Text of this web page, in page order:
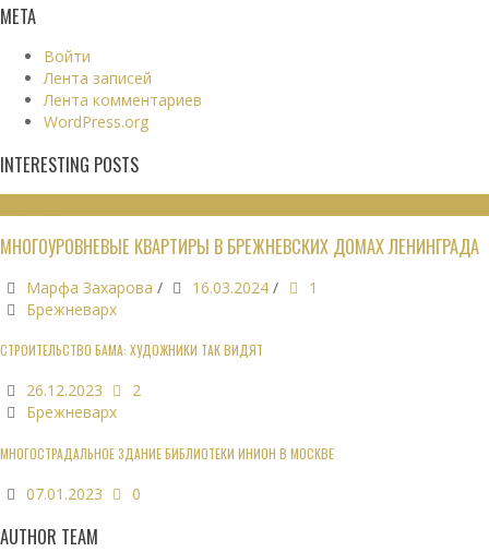
МЕТА
Войти
Лента записей
Лента комментариев
WordPress.org
INTERESTING POSTS
МНОГОУРОВНЕВЫЕ КВАРТИРЫ В БРЕЖНЕВСКИХ ДОМАХ ЛЕНИНГРАДА
Марфа Захарова / 16.03.2024 /
1
Брежневарх
СТРОИТЕЛЬСТВО БАМА: ХУДОЖНИКИ ТАК ВИДЯТ
26.12.2023
2
Брежневарх
МНОГОСТРАДАЛЬНОЕ ЗДАНИЕ БИБЛИОТЕКИ ИНИОН В МОСКВЕ
07.01.2023 0
AUTHOR TEAM